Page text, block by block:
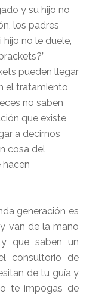
y su hijo no
los padres
hijo no le duele,
pueden llegar
el tratamiento
no saben
que existe
a decirnos
cosa del
hacen
generación es
van de la mano
que saben un
consultorio de
de tu guía y
te impogas de